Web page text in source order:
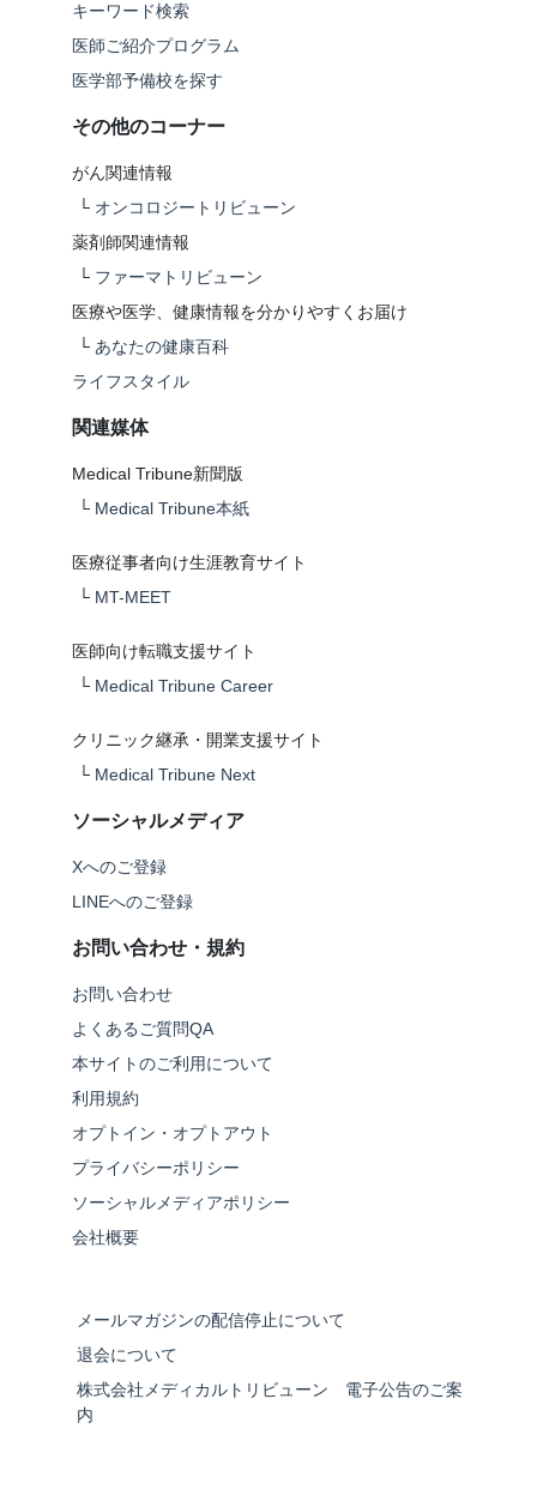
キーワード検索
医師ご紹介プログラム
医学部予備校を探す
その他のコーナー
がん関連情報
└ オンコロジートリビューン
薬剤師関連情報
└ ファーマトリビューン
医療や医学、健康情報を分かりやすくお届け
└ あなたの健康百科
ライフスタイル
関連媒体
Medical Tribune新聞版
└ Medical Tribune本紙
医療従事者向け生涯教育サイト
└ MT-MEET
医師向け転職支援サイト
└ Medical Tribune Career
クリニック継承・開業支援サイト
└ Medical Tribune Next
ソーシャルメディア
Xへのご登録
LINEへのご登録
お問い合わせ・規約
お問い合わせ
よくあるご質問QA
本サイトのご利用について
利用規約
オプトイン・オプトアウト
プライバシーポリシー
ソーシャルメディアポリシー
会社概要
メールマガジンの配信停止について
退会について
株式会社メディカルトリビューン 電子公告のご案
内